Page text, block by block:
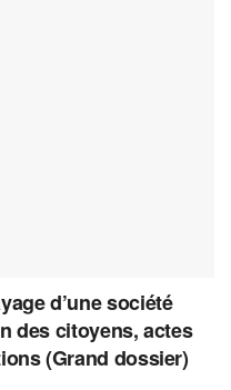
d’une société
des citoyens, actes
(Grand dossier)